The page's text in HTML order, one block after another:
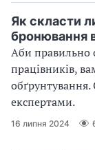
Як скласти
бронювання
Аби
працівників,
експертами.
16 липня 2024